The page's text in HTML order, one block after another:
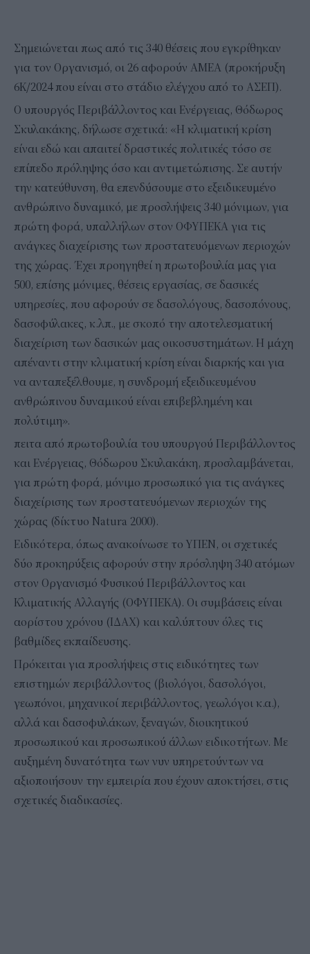
Σημειώνεται πως από τις 340 θέσεις που εγκρίθηκαν
για τον Οργανισμό, οι 26 αφορούν ΑΜΕΑ (προκήρυξη
6Κ/2024 που είναι στο στάδιο ελέγχου από το ΑΣΕΠ).
Ο υπουργός Περιβάλλοντος και Ενέργειας, Θόδωρος
Σκυλακάκης, δήλωσε σχετικά: «Η κλιματική κρίση
είναι εδώ και απαιτεί δραστικές πολιτικές τόσο σε
επίπεδο πρόληψης όσο και αντιμετώπισης. Σε αυτήν
την κατεύθυνση, θα επενδύσουμε στο εξειδικευμένο
ανθρώπινο δυναμικό, με προσλήψεις 340 μόνιμων, για
πρώτη φορά, υπαλλήλων στον ΟΦΥΠΕΚΑ για τις
ανάγκες διαχείρισης των προστατευόμενων περιοχών
της χώρας. Έχει προηγηθεί η πρωτοβουλία μας για
500, επίσης μόνιμες, θέσεις εργασίας, σε δασικές
υπηρεσίες, που αφορούν σε δασολόγους, δασοπόνους,
δασοφύλακες, κ.λπ., με σκοπό την αποτελεσματική
διαχείριση των δασικών μας οικοσυστημάτων. Η μάχη
απέναντι στην κλιματική κρίση είναι διαρκής και για
να ανταπεξέλθουμε, η συνδρομή εξειδικευμένου
ανθρώπινου δυναμικού είναι επιβεβλημένη και
πολύτιμη».
πειτα από πρωτοβουλία του υπουργού Περιβάλλοντος
και Ενέργειας, Θόδωρου Σκυλακάκη, προσλαμβάνεται,
για πρώτη φορά, μόνιμο προσωπικό για τις ανάγκες
διαχείρισης των προστατευόμενων περιοχών της
χώρας (δίκτυο Natura 2000).
Ειδικότερα, όπως ανακοίνωσε το ΥΠΕΝ, οι σχετικές
δύο προκηρύξεις αφορούν στην πρόσληψη 340 ατόμων
στον Οργανισμό Φυσικού Περιβάλλοντος και
Κλιματικής Αλλαγής (ΟΦΥΠΕΚΑ). Οι συμβάσεις είναι
αορίστου χρόνου (ΙΔΑΧ) και καλύπτουν όλες τις
βαθμίδες εκπαίδευσης.
Πρόκειται για προσλήψεις στις ειδικότητες των
επιστημών περιβάλλοντος (βιολόγοι, δασολόγοι,
γεωπόνοι, μηχανικοί περιβάλλοντος, γεωλόγοι κ.α.),
αλλά και δασοφυλάκων, ξεναγών, διοικητικού
προσωπικού και προσωπικού άλλων ειδικοτήτων. Με
αυξημένη δυνατότητα των νυν υπηρετούντων να
αξιοποιήσουν την εμπειρία που έχουν αποκτήσει, στις
σχετικές διαδικασίες.